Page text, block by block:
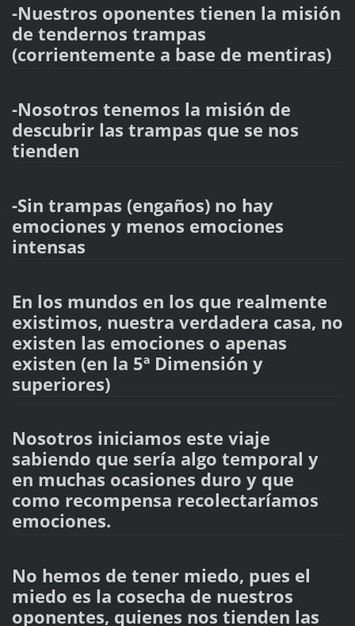
-Nuestros oponentes tienen la misión
de tendernos trampas
(corrientemente a base de mentiras)
-Nosotros tenemos la misión de
descubrir las trampas que se nos
tienden
-Sin trampas (engaños) no hay
emociones y menos emociones
intensas
En los mundos en los que realmente
existimos, nuestra verdadera casa, no
existen las emociones o apenas
existen (en la 5ª Dimensión y
superiores)
Nosotros iniciamos este viaje
sabiendo que sería algo temporal y
en muchas ocasiones duro y que
como recompensa recolectaríamos
emociones.
No hemos de tener miedo, pues el
miedo es la cosecha de nuestros
oponentes, quienes nos tienden las